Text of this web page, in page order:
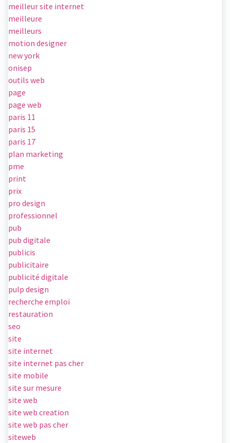
meilleur site internet
meilleure
meilleurs
motion designer
new york
onisep
outils web
page
page web
paris 11
paris 15
paris 17
plan marketing
pme
print
prix
pro design
professionnel
pub
pub digitale
publicis
publicitaire
publicité digitale
pulp design
recherche emploi
restauration
seo
site
site internet
site internet pas cher
site mobile
site sur mesure
site web
site web creation
site web pas cher
siteweb